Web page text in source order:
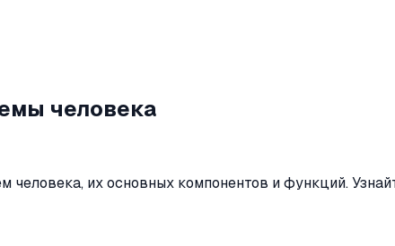
человека
их основных компонентов и функций.